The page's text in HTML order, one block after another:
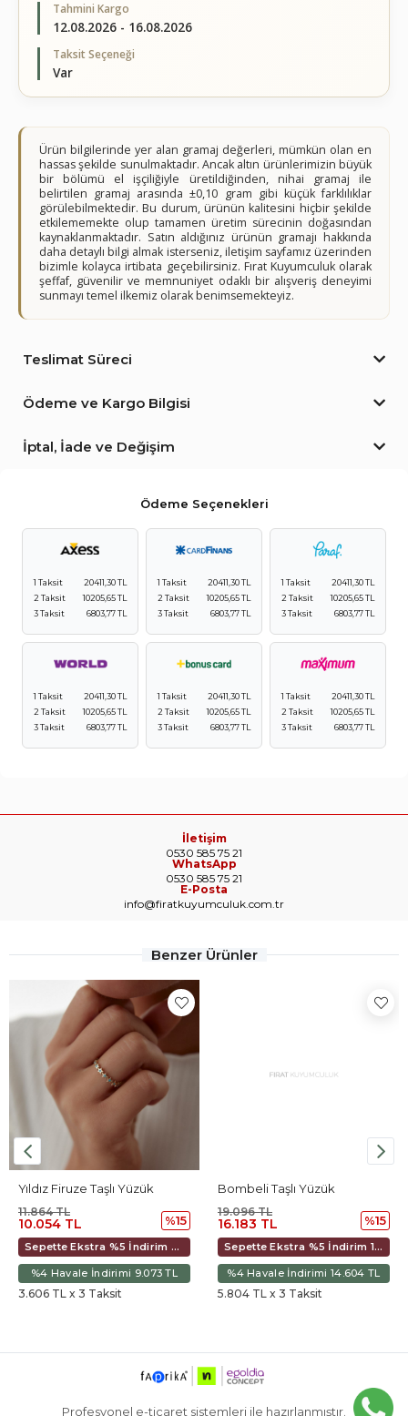
Tahmini Kargo
12.08.2026 - 16.08.2026
Taksit Seçeneği
Var
Ürün bilgilerinde yer alan gramaj değerleri, mümkün olan en
hassas şekilde sunulmaktadır. Ancak altın ürünlerimizin büyük
bir bölümü el işçiliğiyle üretildiğinden, nihai gramaj ile
belirtilen gramaj arasında ±0,10 gram gibi küçük farklılıklar
görülebilmektedir. Bu durum, ürünün kalitesini hiçbir şekilde
etkilememekte olup tamamen üretim sürecinin doğasından
kaynaklanmaktadır. Satın aldığınız ürünün gramajı hakkında
daha detaylı bilgi almak isterseniz, iletişim sayfamız üzerinden
bizimle kolayca irtibata geçebilirsiniz. Fırat Kuyumculuk olarak
şeffaf, güvenilir ve memnuniyet odaklı bir alışveriş deneyimi
sunmayı temel ilkemiz olarak benimsemekteyiz.
Teslimat Süreci
Ödeme ve Kargo Bilgisi
İptal, İade ve Değişim
Ödeme Seçenekleri
1 Taksit
20411,30 TL
2 Taksit
10205,65 TL
3 Taksit
6803,77 TL
1 Taksit
20411,30 TL
2 Taksit
10205,65 TL
3 Taksit
6803,77 TL
1 Taksit
20411,30 TL
2 Taksit
10205,65 TL
3 Taksit
6803,77 TL
1 Taksit
20411,30 TL
2 Taksit
10205,65 TL
3 Taksit
6803,77 TL
1 Taksit
20411,30 TL
2 Taksit
10205,65 TL
3 Taksit
6803,77 TL
1 Taksit
20411,30 TL
2 Taksit
10205,65 TL
3 Taksit
6803,77 TL
İletişim
0530 585 75 21
WhatsApp
0530 585 75 21
E-Posta
info@firatkuyumculuk.com.tr
Benzer Ürünler
Yıldız Firuze Taşlı Yüzük
10.054 TL
11.864 TL
%15
Sepette Ekstra %5 İndirim 9.451 TL
%4 Havale İndirimi 9.073 TL
3.606 TL x 3 Taksit
Bombeli Taşlı Yüzük
16.183 TL
19.096 TL
%15
Sepette Ekstra %5 İndirim 15.213 TL
%4 Havale İndirimi 14.604 TL
5.804 TL x 3 Taksit
Profesyonel e-ticaret sistemleri ile hazırlanmıştır.